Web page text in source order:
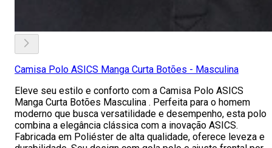
Camisa Polo ASICS Manga Curta Botões - Masculina
Eleve seu estilo e conforto com a Camisa Polo ASICS
Manga Curta Botões Masculina . Perfeita para o homem
moderno que busca versatilidade e desempenho, esta polo
combina a elegância clássica com a inovação ASICS.
Fabricada em Poliéster de alta qualidade, oferece leveza e